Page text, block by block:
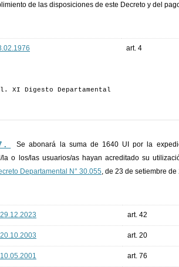
de las disposiciones de este Decreto y del
art. 4
XI Digesto Departamental
Se abonará la suma de 1640 UI por la
la o los/las usuarios/as hayan acreditado su
Departamental N° 30.055, de 23 de setiembre de
art. 42
art. 20
art. 76